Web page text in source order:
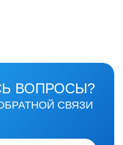
ВОПРОСЫ?
СВЯЗИ